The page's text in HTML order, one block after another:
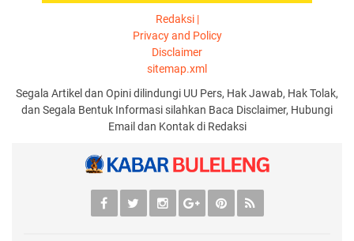
Redaksi |
Privacy and Policy
Disclaimer
sitemap.xml
Segala Artikel dan Opini dilindungi UU Pers, Hak Jawab, Hak Tolak,
dan Segala Bentuk Informasi silahkan Baca Disclaimer, Hubungi
Email dan Kontak di Redaksi